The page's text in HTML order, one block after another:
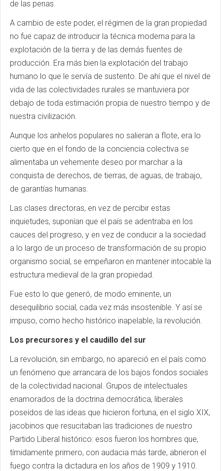
de las penas.
A cambio de este poder, el régimen de la gran propiedad
no fue capaz de introducir la técnica moderna para la
explotación de la tierra y de las demás fuentes de
producción. Era más bien la explotación del trabajo
humano lo que le servía de sustento. De ahí que el nivel de
vida de las colectividades rurales se mantuviera por
debajo de toda estimación propia de nuestro tiempo y de
nuestra civilización.
Aunque los anhelos populares no salieran a flote, era lo
cierto que en el fondo de la conciencia colectiva se
alimentaba un vehemente deseo por marchar a la
conquista de derechos, de tierras, de aguas, de trabajo,
de garantías humanas.
Las clases directoras, en vez de percibir estas
inquietudes, suponían que el país se adentraba en los
cauces del progreso, y en vez de conducir a la sociedad
a lo largo de un proceso de transformación de su propio
organismo social, se empeñaron en mantener intocable la
estructura medieval de la gran propiedad.
Fue esto lo que generó, de modo eminente, un
desequilibrio social, cada vez más insostenible. Y así se
impuso, como hecho histórico inapelable, la revolución.
Los precursores y el caudillo del sur
La revolución, sin embargo, no apareció en el país como
un fenómeno que arrancara de los bajos fondos sociales
de la colectividad nacional. Grupos de intelectuales
enamorados de la doctrina democrática, liberales
poseídos de las ideas que hicieron fortuna, en el siglo XIX,
jacobinos que resucitaban las tradiciones de nuestro
Partido Liberal histórico: esos fueron los hombres que,
tímidamente primero, con audacia más tarde, abrieron el
fuego contra la dictadura en los años de 1909 y 1910.